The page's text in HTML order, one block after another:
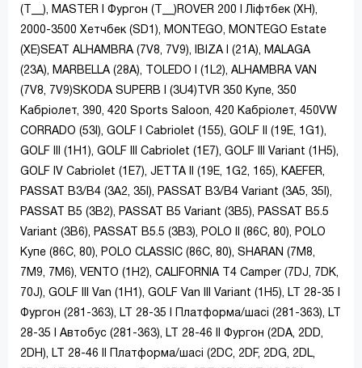
(T__), MASTER I Фургон (T__)ROVER 200 I Ліфтбек (XH),
2000-3500 Хетчбек (SD1), MONTEGO, MONTEGO Estate
(XE)SEAT ALHAMBRA (7V8, 7V9), IBIZA I (21A), MALAGA
(23A), MARBELLA (28A), TOLEDO I (1L2), ALHAMBRA VAN
(7V8, 7V9)SKODA SUPERB I (3U4)TVR 350 Купе, 350
Кабріолет, 390, 420 Sports Saloon, 420 Кабріолет, 450VW
CORRADO (53I), GOLF I Cabriolet (155), GOLF II (19E, 1G1),
GOLF III (1H1), GOLF III Cabriolet (1E7), GOLF III Variant (1H5),
GOLF IV Cabriolet (1E7), JETTA II (19E, 1G2, 165), KAEFER,
PASSAT B3/B4 (3A2, 35I), PASSAT B3/B4 Variant (3A5, 35I),
PASSAT B5 (3B2), PASSAT B5 Variant (3B5), PASSAT B5.5
Variant (3B6), PASSAT B5.5 (3B3), POLO II (86C, 80), POLO
Купе (86C, 80), POLO CLASSIC (86C, 80), SHARAN (7M8,
7M9, 7M6), VENTO (1H2), CALIFORNIA T4 Camper (7DJ, 7DK,
70J), GOLF III Van (1H1), GOLF Van III Variant (1H5), LT 28-35 I
Фургон (281-363), LT 28-35 I Платформа/шасі (281-363), LT
28-35 I Автобус (281-363), LT 28-46 II Фургон (2DA, 2DD,
2DH), LT 28-46 II Платформа/шасі (2DC, 2DF, 2DG, 2DL,